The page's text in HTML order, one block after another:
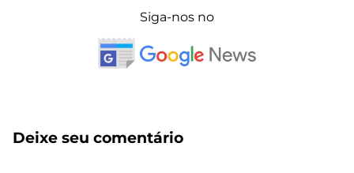
Siga-nos no
Deixe seu comentário